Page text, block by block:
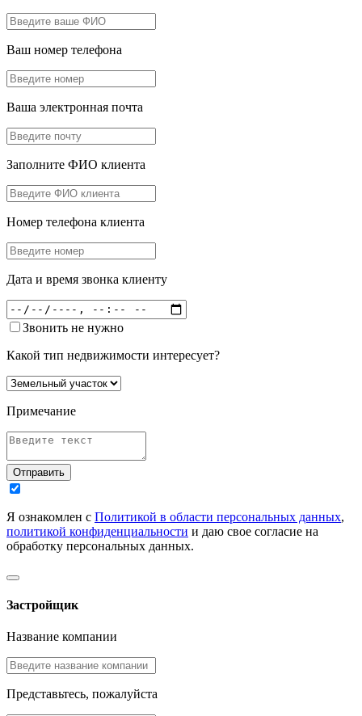
Ваш номер телефона
Ваша электронная почта
Заполните ФИО клиента
Номер телефона клиента
Дата и время звонка клиенту
Звонить не нужно
Какой тип недвижимости интересует?
Примечание
Отправить
Я ознакомлен с Политикой в области персональных данных,
политикой конфиденциальности и даю свое согласие на
обработку персональных данных.
Застройщик
Название компании
Представьтесь, пожалуйста